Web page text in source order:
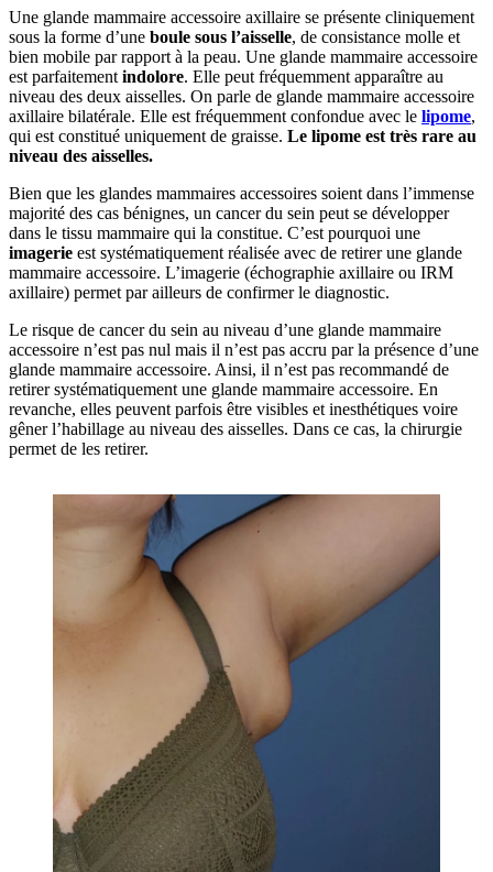
Une glande mammaire accessoire axillaire se présente cliniquement
sous la forme d’une boule sous l’aisselle, de consistance molle et
bien mobile par rapport à la peau. Une glande mammaire accessoire
est parfaitement indolore. Elle peut fréquemment apparaître au
niveau des deux aisselles. On parle de glande mammaire accessoire
axillaire bilatérale. Elle est fréquemment confondue avec le lipome,
qui est constitué uniquement de graisse. Le lipome est très rare au
niveau des aisselles.
Bien que les glandes mammaires accessoires soient dans l’immense
majorité des cas bénignes, un cancer du sein peut se développer
dans le tissu mammaire qui la constitue. C’est pourquoi une
imagerie est systématiquement réalisée avec de retirer une glande
mammaire accessoire. L’imagerie (échographie axillaire ou IRM
axillaire) permet par ailleurs de confirmer le diagnostic.
Le risque de cancer du sein au niveau d’une glande mammaire
accessoire n’est pas nul mais il n’est pas accru par la présence d’une
glande mammaire accessoire. Ainsi, il n’est pas recommandé de
retirer systématiquement une glande mammaire accessoire. En
revanche, elles peuvent parfois être visibles et inesthétiques voire
gêner l’habillage au niveau des aisselles. Dans ce cas, la chirurgie
permet de les retirer.